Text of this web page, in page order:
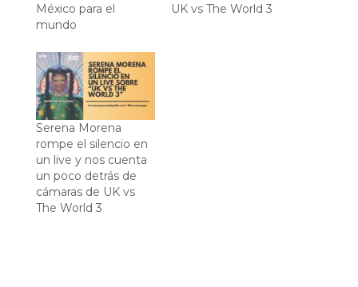
México para el
mundo
UK vs The World 3
Serena Morena
rompe el silencio en
un live y nos cuenta
un poco detrás de
cámaras de UK vs
The World 3